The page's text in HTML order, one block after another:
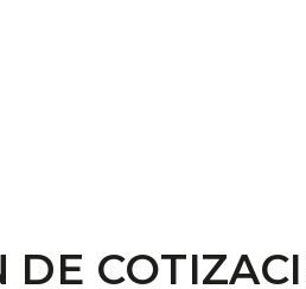
DE